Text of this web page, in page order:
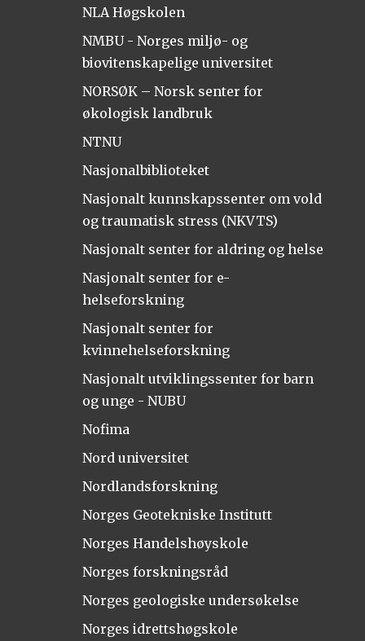
NLA Høgskolen
NMBU - Norges miljø- og
biovitenskapelige universitet
NORSØK – Norsk senter for
økologisk landbruk
NTNU
Nasjonalbiblioteket
Nasjonalt kunnskapssenter om vold
og traumatisk stress (NKVTS)
Nasjonalt senter for aldring og helse
Nasjonalt senter for e-
helseforskning
Nasjonalt senter for
kvinnehelseforskning
Nasjonalt utviklingssenter for barn
og unge - NUBU
Nofima
Nord universitet
Nordlandsforskning
Norges Geotekniske Institutt
Norges Handelshøyskole
Norges forskningsråd
Norges geologiske undersøkelse
Norges idrettshøgskole